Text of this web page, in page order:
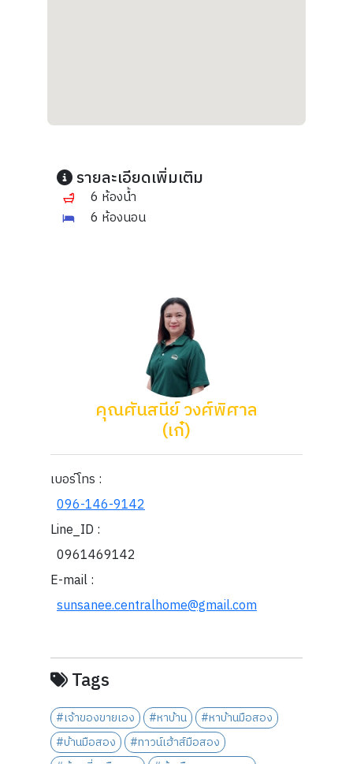
รายละเอียดเพิ่มเติม
6 ห้องน้ำ
6 ห้องนอน
คุณศันสนีย์ วงศ์พิศาล
(เก๋)
เบอร์โทร :
096-146-9142
Line_ID :
0961469142
E-mail :
sunsanee.centralhome@gmail.com
Tags
#เจ้าของขายเอง #หาบ้าน
#หาบ้านมือสอง
#บ้านมือสอง
#ทาวน์เฮ้าส์มือสอง